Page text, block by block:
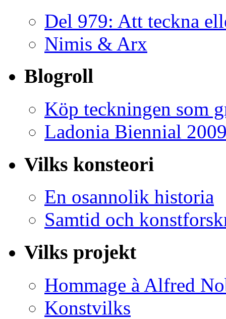
Del 979: Att teckna
Nimis & Arx
Blogroll
Köp teckningen som
Ladonia Biennial
Vilks konsteori
En osannolik historia
Samtid och
Vilks projekt
Hommage à Alfred
Konstvilks